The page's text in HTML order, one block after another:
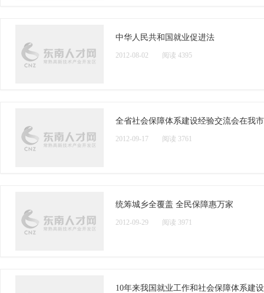
中华人民共和国就业促进法
2012-08-02 阅读 4395
全省社会保障体系建设经验交流会在我
2012-09-17 阅读 3761
统筹城乡全覆盖 全民保障惠万家
2012-09-29 阅读 3971
10年来我国就业工作和社会保障体系建